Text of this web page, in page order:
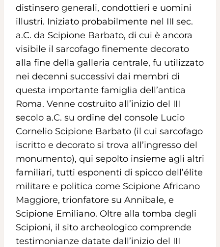
distinsero generali, condottieri e uomini
illustri. Iniziato probabilmente nel III sec.
a.C. da Scipione Barbato, di cui è ancora
visibile il sarcofago finemente decorato
alla fine della galleria centrale, fu utilizzato
nei decenni successivi dai membri di
questa importante famiglia dell’antica
Roma. Venne costruito all’inizio del III
secolo a.C. su ordine del console Lucio
Cornelio Scipione Barbato (il cui sarcofago
iscritto e decorato si trova all’ingresso del
monumento), qui sepolto insieme agli altri
familiari, tutti esponenti di spicco dell’élite
militare e politica come Scipione Africano
Maggiore, trionfatore su Annibale, e
Scipione Emiliano. Oltre alla tomba degli
Scipioni, il sito archeologico comprende
testimonianze datate dall’inizio del III